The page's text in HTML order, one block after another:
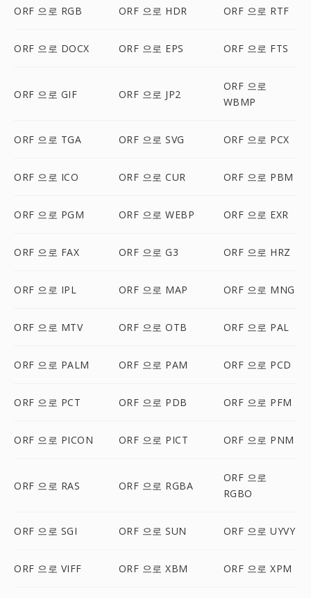
ORF 으로 RGB ORF 으로 HDR ORF 으로 RTF
ORF 으로 DOCX ORF 으로 EPS ORF 으로 FTS
ORF 으로 GIF ORF 으로 JP2
ORF 으로
WBMP
ORF 으로 TGA ORF 으로 SVG ORF 으로 PCX
ORF 으로 ICO ORF 으로 CUR ORF 으로 PBM
ORF 으로 PGM ORF 으로 WEBP ORF 으로 EXR
ORF 으로 FAX ORF 으로 G3 ORF 으로 HRZ
ORF 으로 IPL ORF 으로 MAP ORF 으로 MNG
ORF 으로 MTV ORF 으로 OTB ORF 으로 PAL
ORF 으로 PALM ORF 으로 PAM ORF 으로 PCD
ORF 으로 PCT ORF 으로 PDB ORF 으로 PFM
ORF 으로 PICON ORF 으로 PICT ORF 으로 PNM
ORF 으로 RAS ORF 으로 RGBA
ORF 으로
RGBO
ORF 으로 SGI ORF 으로 SUN ORF 으로 UYVY
ORF 으로 VIFF ORF 으로 XBM ORF 으로 XPM